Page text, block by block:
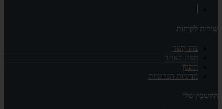
שירות לקוחות
צרו קשר
מפת האתר
תקנון
מדיניות הפרטיות
החשבון שלי